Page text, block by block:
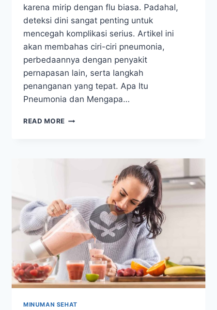
karena mirip dengan flu biasa. Padahal,
deteksi dini sangat penting untuk
mencegah komplikasi serius. Artikel ini
akan membahas ciri-ciri pneumonia,
perbedaannya dengan penyakit
pernapasan lain, serta langkah
penanganan yang tepat. Apa Itu
Pneumonia dan Mengapa…
READ MORE GEJALA
DAN
MINUMAN SEHAT